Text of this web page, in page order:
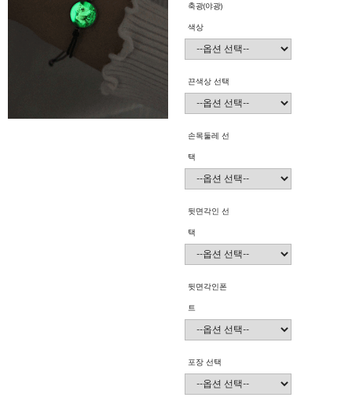
축광(야광)
색상
끈색상 선택
손목둘레 선
택
뒷면각인 선
택
뒷면각인폰
트
포장 선택